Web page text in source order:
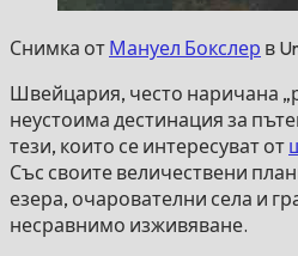
Снимка от Мануел Бокслер в
Швейцария, често наричана
неустоима дестинация за
тези, които се интересуват от
Със своите величествени
езера, очарователни села и
несравнимо изживяване.